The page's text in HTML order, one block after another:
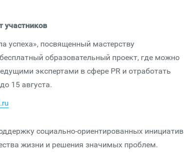
участников
успеха», посвященный мастерству
образовательный проект, где можно
экспертами в сфере PR и отработать
15 августа.
социально-ориентированных инициатив
жизни и решения значимых проблем.